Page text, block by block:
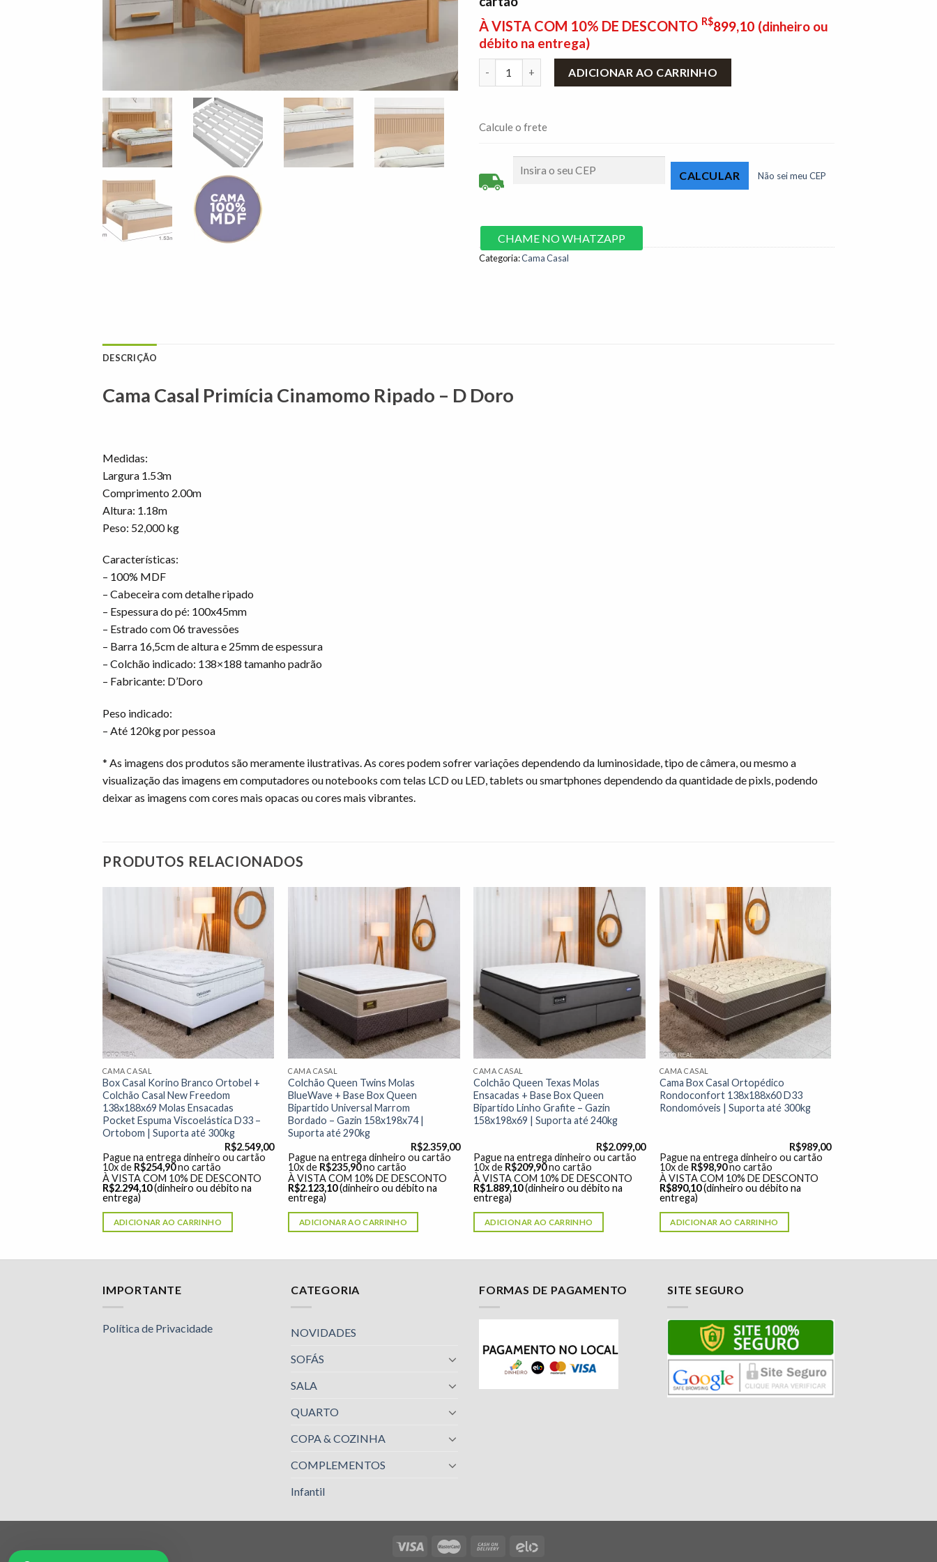
À VISTA COM 10% DE DESCONTO R$899,10 (dinheiro ou
débito na entrega)
ADICIONAR AO CARRINHO
Calcule o frete
Não sei meu CEP
CHAME NO WHATZAPP
Categoria:Cama Casal
DESCRIÇÃO
Cama Casal Primícia Cinamomo Ripado – D Doro
Medidas:
Largura 1.53m
Comprimento 2.00m
Altura: 1.18m
Peso: 52,000 kg
Características:
– 100% MDF
– Cabeceira com detalhe ripado
– Espessura do pé: 100x45mm
– Estrado com 06 travessões
– Barra 16,5cm de altura e 25mm de espessura
– Colchão indicado: 138×188 tamanho padrão
– Fabricante: D’Doro
Peso indicado:
– Até 120kg por pessoa
* As imagens dos produtos são meramente ilustrativas. As cores podem sofrer variações dependendo da luminosidade, tipo de câmera, ou mesmo a
visualização das imagens em computadores ou notebooks com telas LCD ou LED, tablets ou smartphones dependendo da quantidade de pixls, podendo
deixar as imagens com cores mais opacas ou cores mais vibrantes.
PRODUTOS RELACIONADOS
à lista de
desejos"
CAMA CASAL
Box Casal Korino Branco Ortobel +
Colchão Casal New Freedom
138x188x69 Molas Ensacadas
Pocket Espuma Viscoelástica D33 –
Ortobom | Suporta até 300kg
R$2.549,00
Pague na entrega dinheiro ou cartão
10x de R$254,90no cartão
À VISTA COM 10% DE DESCONTO
R$2.294,10(dinheiro ou débito na
entrega)
ADICIONAR AO CARRINHO
Adicionar
CAMA CASAL
Colchão Queen Twins Molas
BlueWave + Base Box Queen
Bipartido Universal Marrom
Bordado – Gazin 158x198x74 |
Suporta até 290kg
R$2.359,00
Pague na entrega dinheiro ou cartão
10x de R$235,90no cartão
À VISTA COM 10% DE DESCONTO
R$2.123,10(dinheiro ou débito na
entrega)
ADICIONAR AO CARRINHO
Adicionar
desejos"
CAMA CASAL
Colchão Queen Texas Molas
Ensacadas + Base Box Queen
Bipartido Linho Grafite – Gazin
158x198x69 | Suporta até 240kg
R$2.099,00
Pague na entrega dinheiro ou cartão
10x de R$209,90no cartão
À VISTA COM 10% DE DESCONTO
R$1.889,10(dinheiro ou débito na
entrega)
ADICIONAR AO CARRINHO
à lista de
desejos"
CAMA CASAL
Cama Box Casal Ortopédico
Rondoconfort 138x188x60 D33
Rondomóveis | Suporta até 300kg
R$989,00
Pague na entrega dinheiro ou cartão
10x de R$98,90no cartão
À VISTA COM 10% DE DESCONTO
R$890,10 (dinheiro ou débito na
entrega)
ADICIONAR AO CARRINHO
IMPORTANTE
Política de Privacidade
CATEGORIA
NOVIDADES
SOFÁS
SALA
QUARTO
COPA & COZINHA
COMPLEMENTOS
Infantil
FORMAS DE PAGAMENTO SITE SEGURO
para responder às suas perguntas. Pergunte-